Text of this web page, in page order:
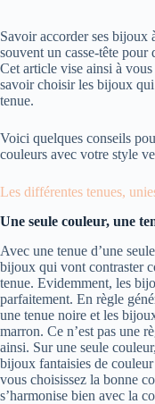
Savoir accorder ses bijoux
souvent un casse-tête pour
Cet article vise ainsi à
savoir choisir les bijoux
tenue.
Voici quelques conseils
couleurs avec votre style
Les différentes tenues,
Une seule couleur, une
Avec une tenue d’une
bijoux qui vont contraster
tenue. Evidemment, les
parfaitement. En règle
une tenue noire et les
marron. Ce n’est pas une
ainsi. Sur une seule
bijoux fantaisies de
vous choisissez la bonne
s’harmonise bien avec la